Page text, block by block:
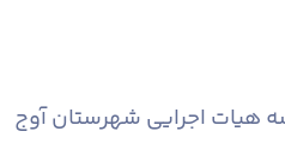
هیات اجرایی شهرستان آوج